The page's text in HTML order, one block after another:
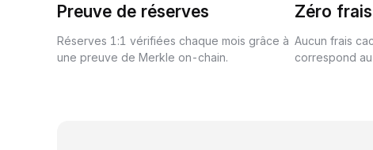
Preuve de réserves
Réserves 1:1 vérifiées chaque mois grâce à
une preuve de Merkle on-chain.
Zéro
Aucun frais
correspond